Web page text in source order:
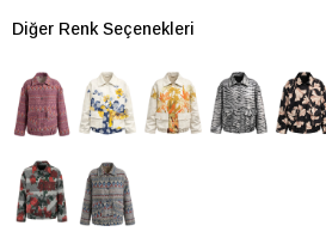
Diğer Renk Seçenekleri